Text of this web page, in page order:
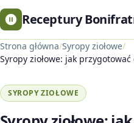
Receptury
Strona główna/Syropy ziołowe/
Syropy ziołowe: jak
SYROPY ZIOŁOWE